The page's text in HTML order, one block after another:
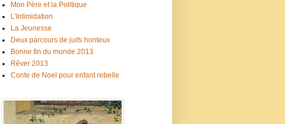
Mon Père et la Politique
L'Intimidation
La Jeunesse
Deux parcours de juifs honteux
Bonne fin du monde 2013
Rêver 2013
Conte de Noel pour enfant rebelle